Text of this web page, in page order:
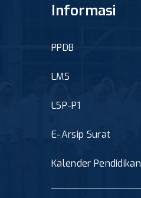
Informasi
PPDB
LMS
LSP-P1
E-Arsip Surat
Kalender Pendidikan